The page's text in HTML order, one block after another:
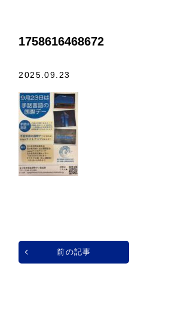
1758616468672
2025.09.23
前の記事